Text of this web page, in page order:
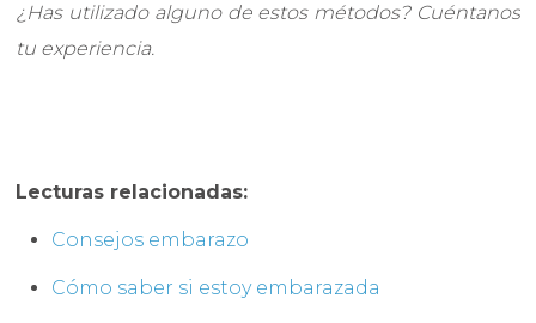
¿Has utilizado alguno de estos métodos? Cuéntanos
tu experiencia.
Lecturas relacionadas:
Consejos embarazo
Cómo saber si estoy embarazada